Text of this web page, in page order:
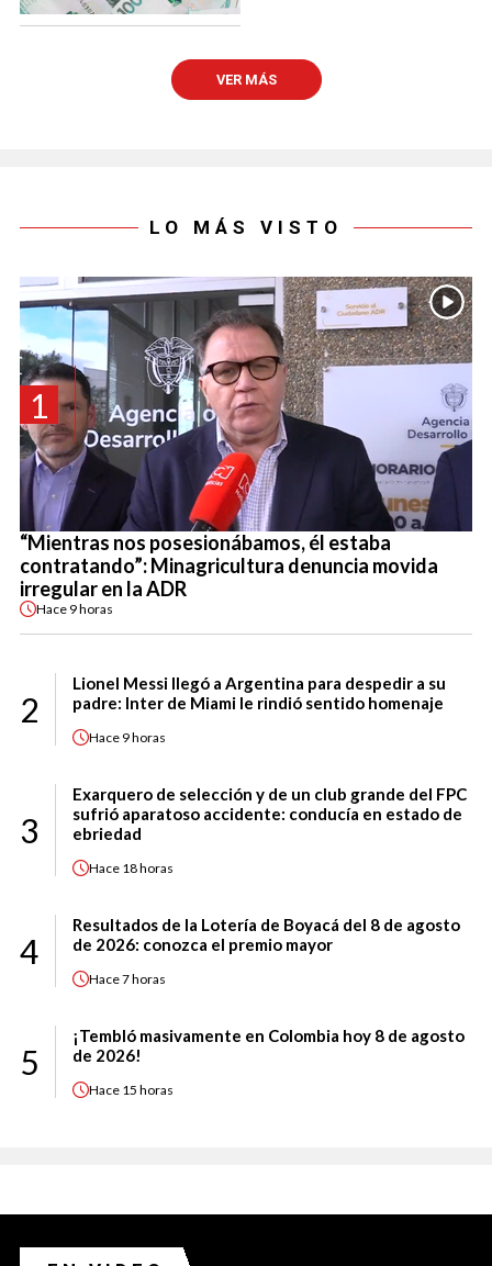
VER MÁS
LO MÁS VISTO
1
“Mientras nos posesionábamos, él estaba
contratando”: Minagricultura denuncia movida
irregular en la ADR
Hace 9 horas
2
Lionel Messi llegó a Argentina para despedir a su
padre: Inter de Miami le rindió sentido homenaje
Hace 9 horas
3
Exarquero de selección y de un club grande del FPC
sufrió aparatoso accidente: conducía en estado de
ebriedad
Hace 18 horas
4
Resultados de la Lotería de Boyacá del 8 de agosto
de 2026: conozca el premio mayor
Hace7 horas
5
¡Tembló masivamente en Colombia hoy 8 de agosto
de 2026!
Hace 15 horas